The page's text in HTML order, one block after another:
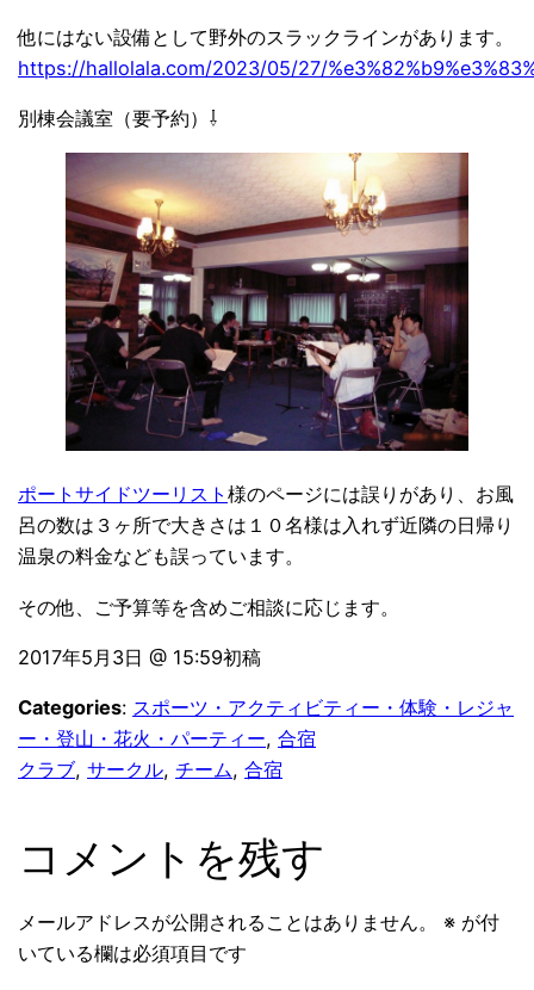
他にはない設備として野外のスラックラインがあります。
https://hallolala.com/2023/05/27/
別棟会議室（要予約）⇩
ポートサイドツーリスト様のページには誤りがあり、お風
呂の数は３ヶ所で大きさは１０名様は入れず近隣の日帰り
温泉の料金なども誤っています。
その他、ご予算等を含めご相談に応じます。
2017年5月3日 @ 15:59初稿
Categories: スポーツ・アクティビティー・体験・レジャ
ー・登山・花火・パーティー, 合宿
クラブ, サークル, チーム, 合宿
コメントを残す
メールアドレスが公開されることはありません。 ※ が付
いている欄は必須項目です